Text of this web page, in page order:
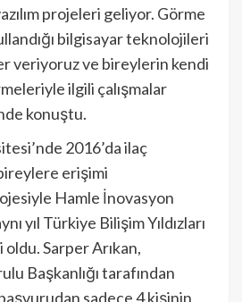
projeleri geliyor. Görme
bilgisayar teknolojileri
veriyoruz ve bireylerin kendi
ilgili çalışmalar
konuştu.
2016’da ilaç
erişimi
Hamle İnovasyon
yıl Türkiye Bilişim Yıldızları
oldu. Sarper Arıkan,
Başkanlığı tarafından
sadece 4 kişinin